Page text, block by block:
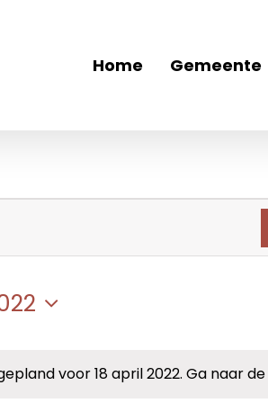
Home Gemeente
Bericht
voor 18 april 2022. Ga naar de